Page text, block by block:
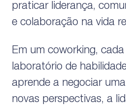
praticar liderança,
e colaboração na vida
Em um coworking,
laboratório de
aprende a negociar
novas perspectivas, a